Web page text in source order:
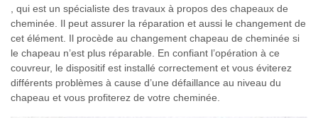
, qui est un spécialiste des travaux à propos des chapeaux de
cheminée. Il peut assurer la réparation et aussi le changement de
cet élément. Il procède au changement chapeau de cheminée si
le chapeau n’est plus réparable. En confiant l’opération à ce
couvreur, le dispositif est installé correctement et vous éviterez
différents problèmes à cause d’une défaillance au niveau du
chapeau et vous profiterez de votre cheminée.